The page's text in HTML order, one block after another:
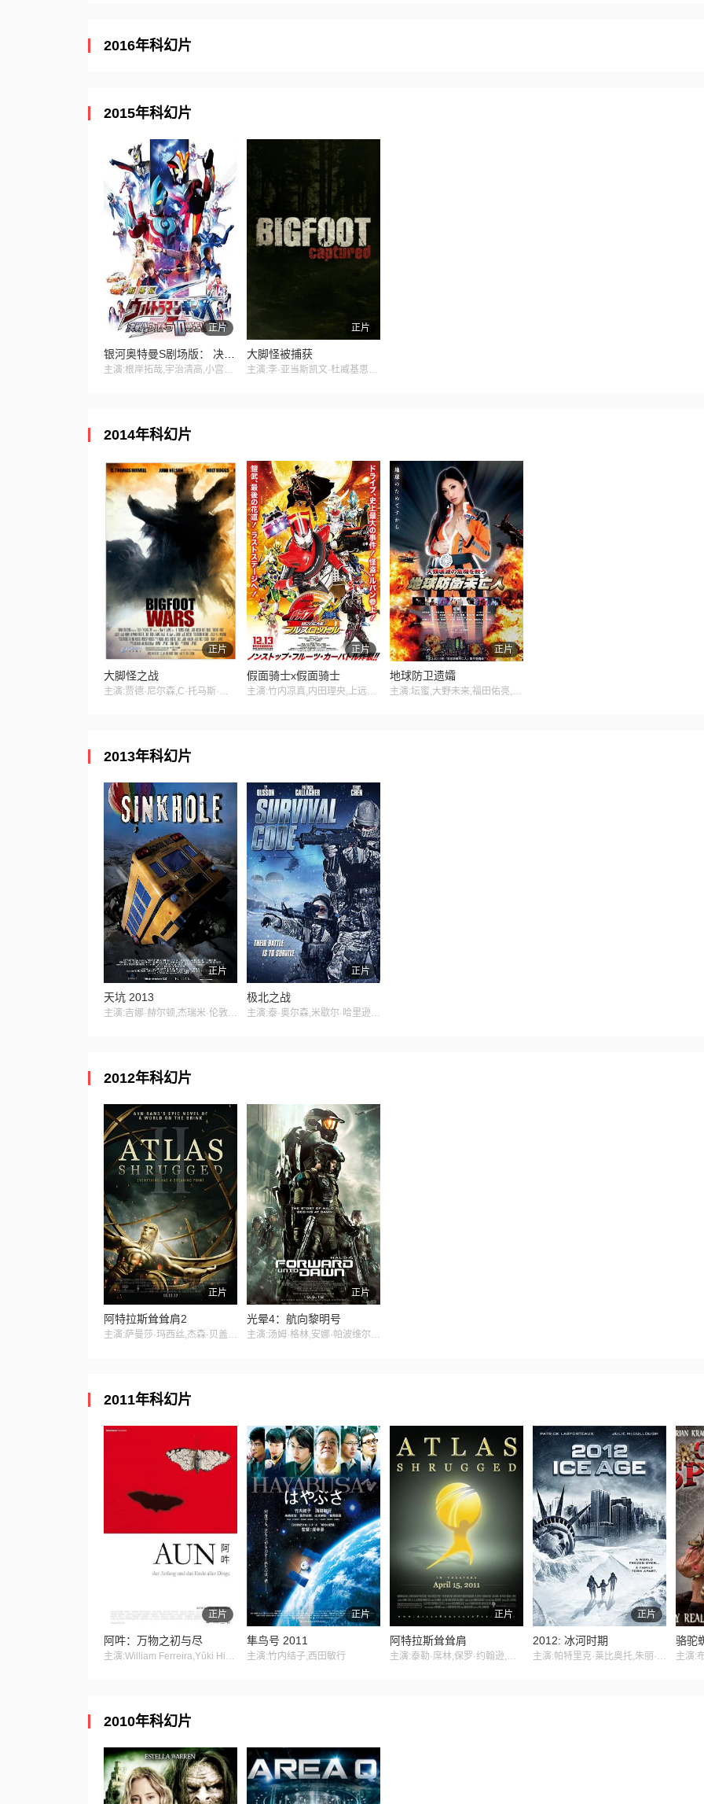
2016年科幻片
2015年科幻片
正片
主演:根岸拓哉,宇治清高,小宫有纱,杉浦太阳,泷裕可里,加藤贵宏,草川拓弥,小池里奈,最上摩卡,大浦龙宇一,宫野真守,鹤野刚士,吉冈毅志,福山润,村上阳,外岛孝一,松本健太,铃木达央
正片
大脚怪被捕获
主演:李·亚当斯凯文·杜威基思·盖特尔曼
2014年科幻片
正片
大脚怪之战
主演:贾德·尼尔森,C·托马斯·豪威尔,比利·布莱尔,大卫·苏利文,霍尔特·鲍格斯
正片
假面骑士x假面骑士
主演:竹内凉真,内田理央,上远野太洸,吉井怜,滨野谦太,井俣太良,クリス・ペプラー,松岛庄汰,蕨野友也,绫部祐二,片冈鹤太郎,佐野岳,小林丰,高杉真宙,志田友美,久保田悠来,青木玄德,松田岳,松田凌,弓削智久,吉田メタル,三木真一郎
正片
地球防卫遗孀
主演:坛蜜,大野未来,福田佑亮,古谷敏,元冬树,堀内正美
2013年科幻片
正片
天坑 2013
主演:吉娜·赫尔顿,杰瑞米·伦敦,埃里克·罗伯茨,Dominika Wolski,埃里克·斯科特·伍兹
正片
极北之战
主演:泰·奥尔森,米歇尔·哈里逊,克里斯汀·霍恩,梅寇·阮
2012年科幻片
正片
阿特拉斯耸耸肩2
主演:萨曼莎·玛西丝,杰森·贝盖,埃塞·莫拉雷斯,帕特里克·法比安,金·罗德斯,理查德·琼斯,D·B·斯威尼,保罗·麦克兰尼,约翰·鲁宾斯坦,罗伯特·皮卡多,雷·怀斯,戴德里克·巴德,巴格·霍尔,阿尔耶·格罗斯,瑞克斯·林恩
正片
光晕4：航向黎明号
主演:汤姆·格林,安娜·帕波维尔,丹尼尔·库德摩尔,阿耶莱特·祖里尔,麦克·多普德,Enisha,Brewster,Masam,Holden,周逸之
2011年科幻片
正片
阿吽：万物之初与尽
主演:William Ferreira,Yûki Hiyori,Tenji Kamogawa
正片
隼鸟号 2011
主演:竹内结子,西田敏行
正片
阿特拉斯耸耸肩
主演:泰勒·席林,保罗·约翰逊,格兰特·鲍尔,贾苏·加西亚,马修·马斯登,Rebecca,Wisocky
正片
2012: 冰河时期
主演:帕特里克·莱比奥托,朱丽·麦库拉芙,Nick Afanasiev
骆驼
2010年科幻片